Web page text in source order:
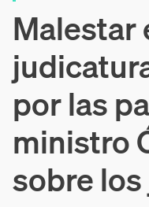
Malestar
por las
ministro
sobre